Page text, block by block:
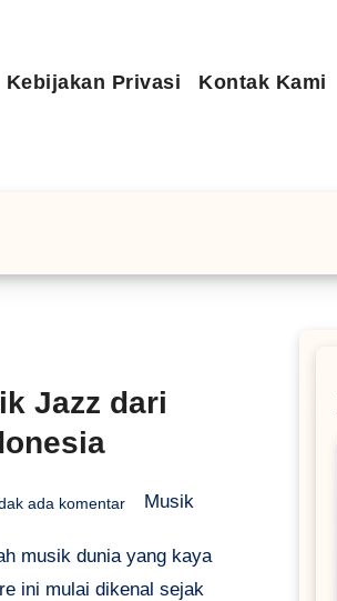
Kebijakan Privasi Kontak Kami
Jazz dari
ada komentar Musik
musik dunia yang kaya
ini mulai dikenal sejak